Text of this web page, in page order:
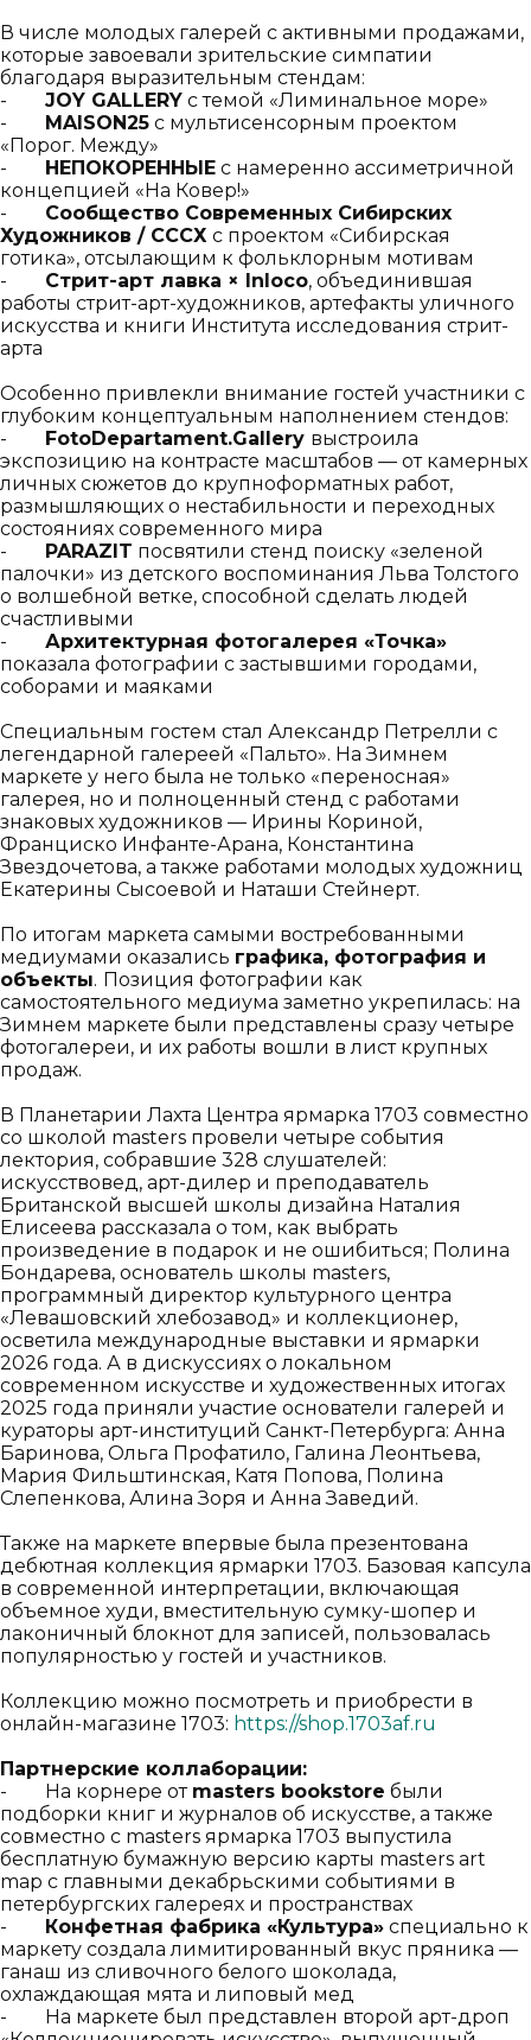
В числе молодых галерей с активными продажами,
которые завоевали зрительские симпатии
благодаря выразительным стендам:
- JOY GALLERY с темой «Лиминальное море»
- MAISON25 с мультисенсорным проектом
«Порог. Между»
- НЕПОКОРЕННЫЕ с намеренно ассиметричной
концепцией «На Ковер!»
- Сообщество Современных Сибирских
Художников / СССХ с проектом «Сибирская
готика», отсылающим к фольклорным мотивам
- Стрит-арт лавка × Inloco, объединившая
работы стрит-арт-художников, артефакты уличного
искусства и книги Института исследования стрит-
арта
Особенно привлекли внимание гостей участники с
глубоким концептуальным наполнением стендов:
- FotoDepartament.Gallery выстроила
экспозицию на контрасте масштабов — от камерных
личных сюжетов до крупноформатных работ,
размышляющих о нестабильности и переходных
состояниях современного мира
- PARAZIT посвятили стенд поиску «зеленой
палочки» из детского воспоминания Льва Толстого
о волшебной ветке, способной сделать людей
счастливыми
- Архитектурная фотогалерея «Точка»
показала фотографии с застывшими городами,
соборами и маяками
Специальным гостем стал Александр Петрелли с
легендарной галереей «Пальто». На Зимнем
маркете у него была не только «переносная»
галерея, но и полноценный стенд с работами
знаковых художников — Ирины Кориной,
Франциско Инфанте-Арана, Константина
Звездочетова, а также работами молодых художниц
Екатерины Сысоевой и Наташи Стейнерт.
По итогам маркета самыми востребованными
медиумами оказались графика, фотография и
объекты. Позиция фотографии как
самостоятельного медиума заметно укрепилась: на
Зимнем маркете были представлены сразу четыре
фотогалереи, и их работы вошли в лист крупных
продаж.
В Планетарии Лахта Центра ярмарка 1703 совместно
со школой masters провели четыре события
лектория, собравшие 328 слушателей:
искусствовед, арт-дилер и преподаватель
Британской высшей школы дизайна Наталия
Елисеева рассказала о том, как выбрать
произведение в подарок и не ошибиться; Полина
Бондарева, основатель школы masters,
программный директор культурного центра
«Левашовский хлебозавод» и коллекционер,
осветила международные выставки и ярмарки
2026 года. А в дискуссиях о локальном
современном искусстве и художественных итогах
2025 года приняли участие основатели галерей и
кураторы арт-институций Санкт-Петербурга: Анна
Баринова, Ольга Профатило, Галина Леонтьева,
Мария Фильштинская, Катя Попова, Полина
Слепенкова, Алина Зоря и Анна Заведий.
Также на маркете впервые была презентована
дебютная коллекция ярмарки 1703. Базовая капсула
в современной интерпретации, включающая
объемное худи, вместительную сумку-шопер и
лаконичный блокнот для записей, пользовалась
популярностью у гостей и участников.
Коллекцию можно посмотреть и приобрести в
онлайн-магазине 1703: https://shop.1703af.ru
Партнерские коллаборации:
- На корнере от masters bookstore были
подборки книг и журналов об искусстве, а также
совместно с masters ярмарка 1703 выпустила
бесплатную бумажную версию карты masters art
map с главными декабрьскими событиями в
петербургских галереях и пространствах
- Конфетная фабрика «Культура» специально к
маркету создала лимитированный вкус пряника —
ганаш из сливочного белого шоколада,
охлаждающая мята и липовый мед
- На маркете был представлен второй арт-дроп